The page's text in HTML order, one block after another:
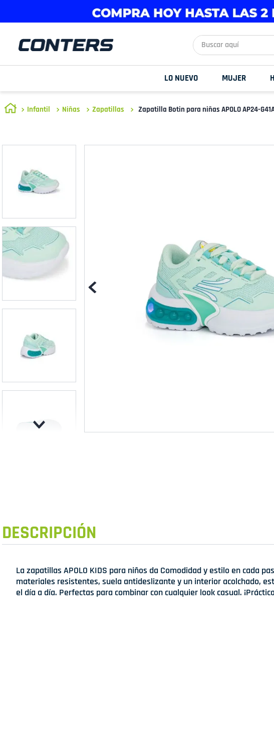
Buscar aquí
LO NUEVO MUJER
Infantil Niñas Zapatillas Zapatilla Botin para niñas APOLO AP24-
DESCRIPCIÓN
La zapatillas APOLO KIDS para niños da Comodidad y estilo en cada
materiales resistentes, suela antideslizante y un interior acolchado,
el día a día. Perfectas para combinar con cualquier look casual.